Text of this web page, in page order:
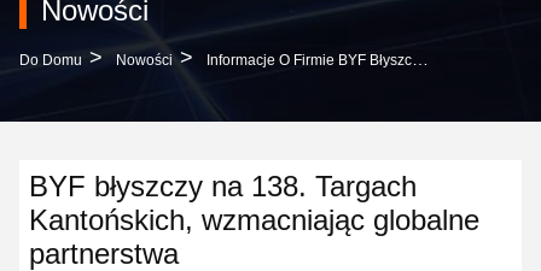
Nowości
Do Domu > Nowości > Informacje O Firmie BYF Błyszczy Na 138. Targach Kantońskich, Wzmacniając Globalne Partnerstwa
BYF błyszczy na 138. Targach
Kantońskich, wzmacniając globalne
partnerstwa